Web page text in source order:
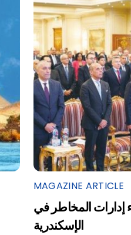
MAGAZINE ARTICLE
إدارات المخاطر في